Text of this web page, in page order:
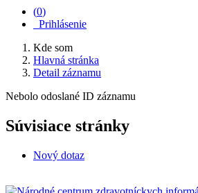
(0)
Prihlásenie
Kde som
Hlavná stránka
Detail záznamu
Nebolo odoslané ID záznamu
Súvisiace stránky
Nový dotaz